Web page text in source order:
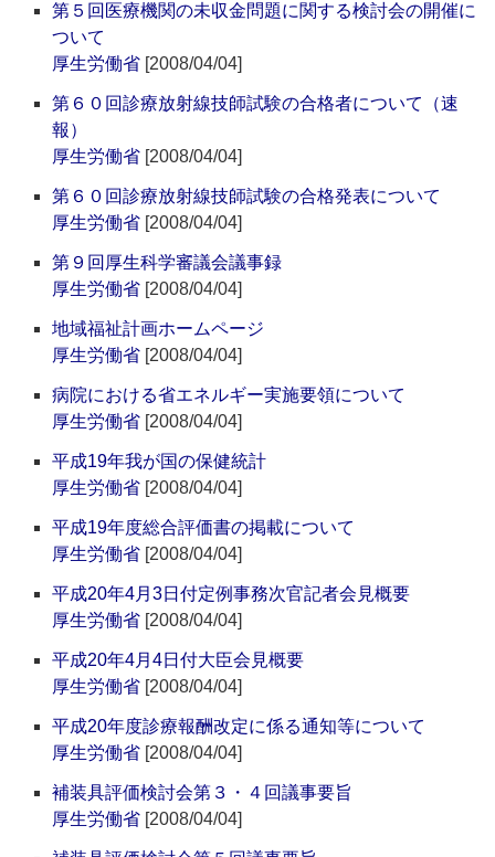
第５回医療機関の未収金問題に関する検討会の開催に
ついて
厚生労働省 [2008/04/04]
第６０回診療放射線技師試験の合格者について（速
報）
厚生労働省 [2008/04/04]
第６０回診療放射線技師試験の合格発表について
厚生労働省 [2008/04/04]
第９回厚生科学審議会議事録
厚生労働省 [2008/04/04]
地域福祉計画ホームページ
厚生労働省 [2008/04/04]
病院における省エネルギー実施要領について
厚生労働省 [2008/04/04]
平成19年我が国の保健統計
厚生労働省 [2008/04/04]
平成19年度総合評価書の掲載について
厚生労働省 [2008/04/04]
平成20年4月3日付定例事務次官記者会見概要
厚生労働省 [2008/04/04]
平成20年4月4日付大臣会見概要
厚生労働省 [2008/04/04]
平成20年度診療報酬改定に係る通知等について
厚生労働省 [2008/04/04]
補装具評価検討会第３・４回議事要旨
厚生労働省 [2008/04/04]